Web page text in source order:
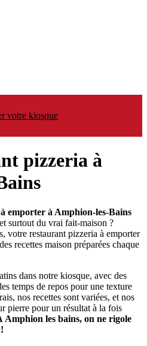
votre kiosque
pizzeria à
emporter à Amphion-les-Bains
surtout du vrai fait-maison ?
votre restaurant pizzeria à emporter
recettes maison préparées chaque
dans notre kiosque, avec des
temps de repos pour une texture
nos recettes sont variées, et nos
pierre pour un résultat à la fois
Amphion les bains, on ne rigole